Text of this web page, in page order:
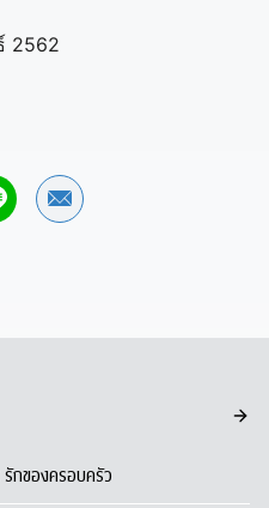
2562
Share by Email
กของครอบครัว